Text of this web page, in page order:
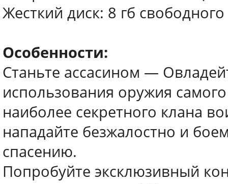
Жесткий диск: 8 гб
Особенности:
Станьте ассасином —
использования оружия
наиболее секретного клана
нападайте безжалостно и
спасению.
Попробуйте эксклюзивный